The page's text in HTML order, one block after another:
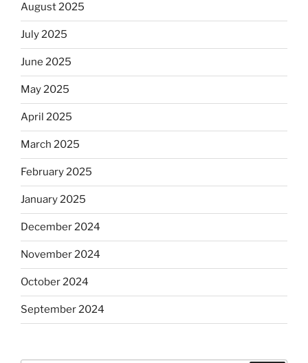
August 2025
July 2025
June 2025
May 2025
April 2025
March 2025
February 2025
January 2025
December 2024
November 2024
October 2024
September 2024